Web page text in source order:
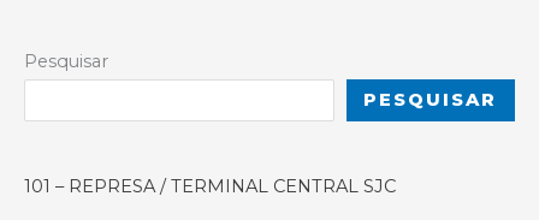
Pesquisar
PESQUISAR
101 – REPRESA / TERMINAL CENTRAL SJC